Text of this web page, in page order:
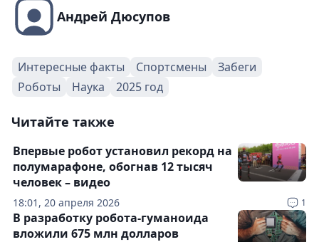
Андрей Дюсупов
Интересные факты Спортсмены
Забеги
Роботы
Наука 2025 год
Читайте также
18:01, 20 апреля 2026 1
Впервые робот установил рекорд на
полумарафоне, обогнав 12 тысяч
человек – видео
В разработку робота-гуманоида
вложили 675 млн долларов